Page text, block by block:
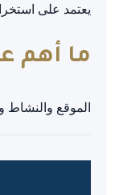
يعتمد على
ما أهم
الموقع والنشاط